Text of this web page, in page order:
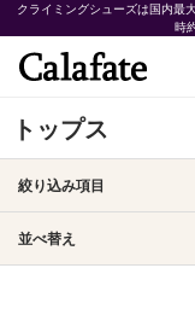
クライミングシューズは国内最
時
トップス
絞り込み項目
並べ替え